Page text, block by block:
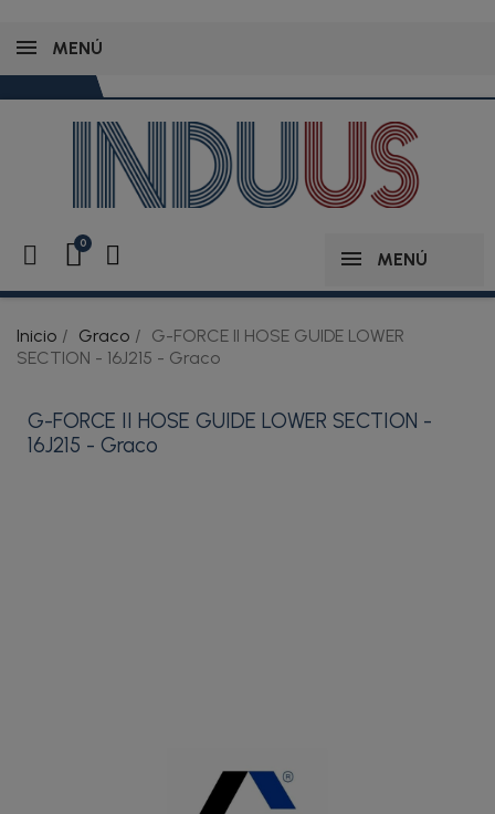
MENÚ
MENÚ
Inicio Graco
G-FORCE II HOSE GUIDE LOWER
SECTION - 16J215 - Graco
G-FORCE II HOSE GUIDE LOWER SECTION -
16J215 - Graco